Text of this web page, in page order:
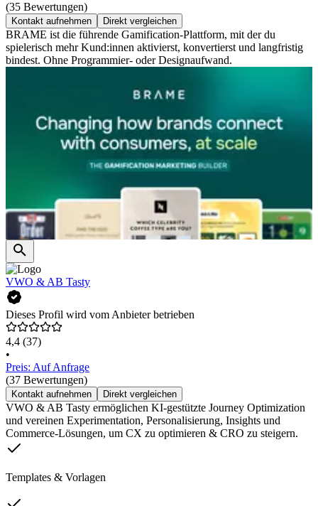
(35 Bewertungen)
Kontakt aufnehmen Direkt vergleichen
BRAME ist die führende Gamification-Plattform, mit der du
spielerisch mehr Kund:innen aktivierst, konvertierst und langfristig
bindest. Ohne Programmier- oder Designaufwand.
VWO & AB Tasty
Dieses Profil wird vom Anbieter betrieben
4,4 (37)
•
Preis: Auf Anfrage
(37 Bewertungen)
Kontakt aufnehmen Direkt vergleichen
VWO & AB Tasty ermöglichen KI-gestützte Journey Optimization
und vereinen Experimentation, Personalisierung, Insights und
Commerce-Lösungen, um CX zu optimieren & CRO zu steigern.
Templates & Vorlagen